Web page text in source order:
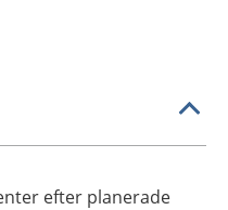
efter planerade